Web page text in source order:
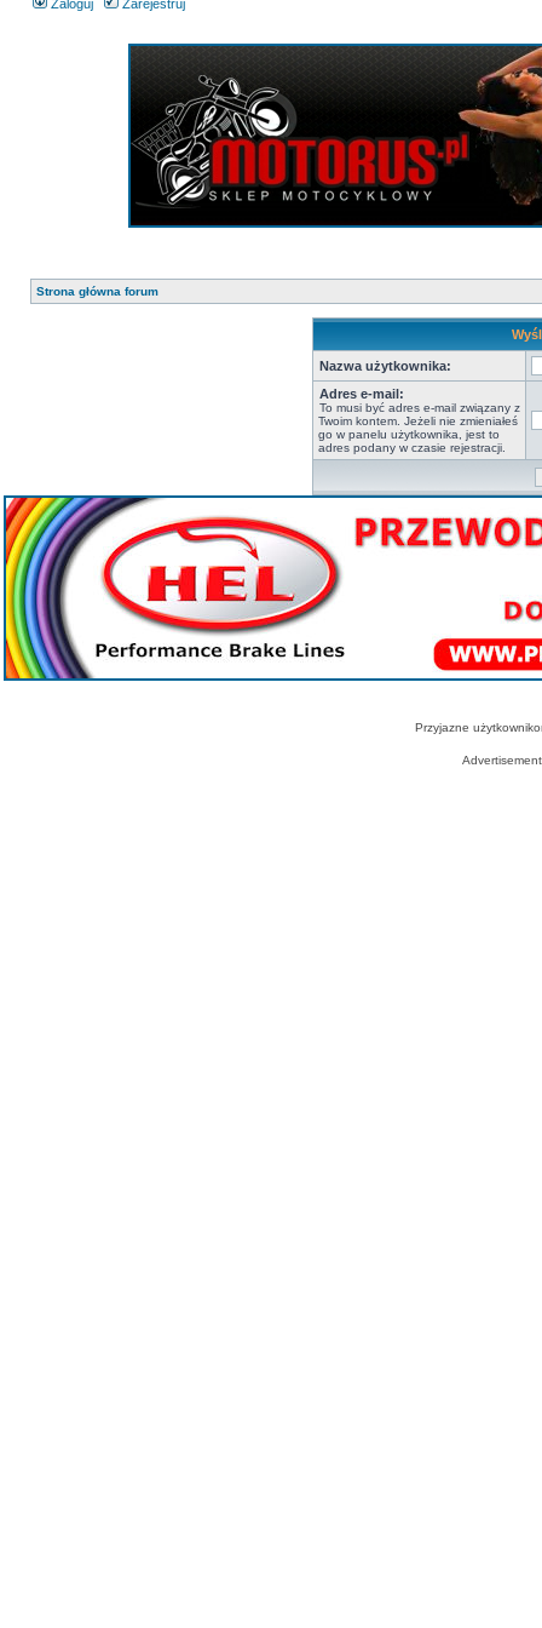
Zaloguj Zarejestruj
Strona główna forum
Nazwa użytkownika:
Adres e-mail:
To musi być adres e-mail związany z
Twoim kontem. Jeżeli nie zmieniałeś
go w panelu użytkownika, jest to
adres podany w czasie rejestracji.
Przyjazne